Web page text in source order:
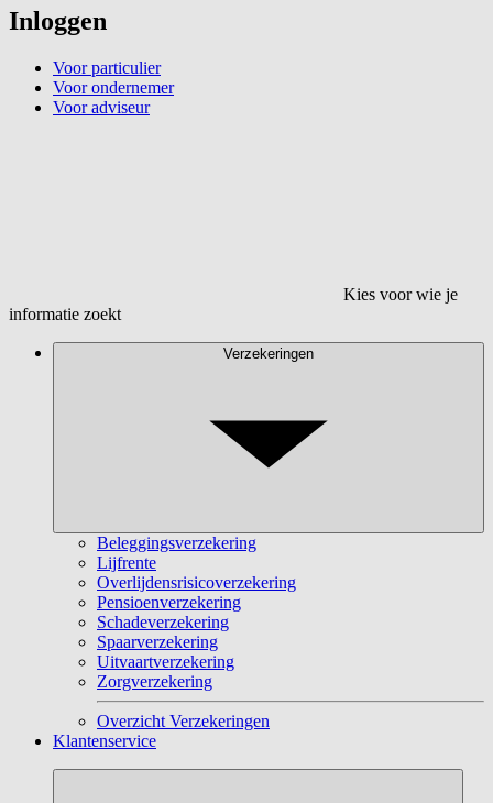
Inloggen
Voor particulier
Voor ondernemer
Voor adviseur
Kies voor wie je
informatie zoekt
Verzekeringen
Beleggingsverzekering
Lijfrente
Overlijdensrisicoverzekering
Pensioenverzekering
Schadeverzekering
Spaarverzekering
Uitvaartverzekering
Zorgverzekering
Overzicht Verzekeringen
Klantenservice